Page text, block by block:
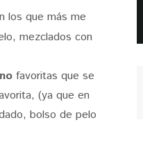
los que más me
mezclados con
favoritas que se
(ya que en
bolso de pelo